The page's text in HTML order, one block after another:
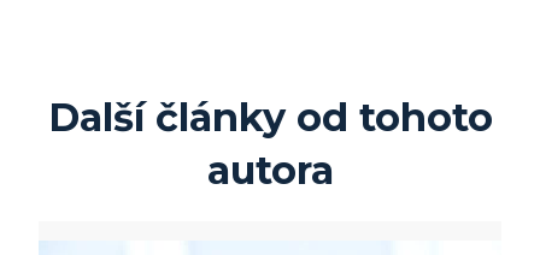
Další články od tohoto
autora